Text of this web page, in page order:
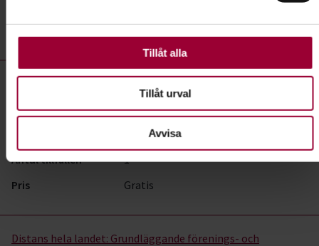
Tillåt alla
Tillåt urval
Avvisa
Datum
2026-09-08
tisdag 18:00 - 20:30
Antal tillfällen
1
Pris
Gratis
Distans hela landet: Grundläggande förenings- och